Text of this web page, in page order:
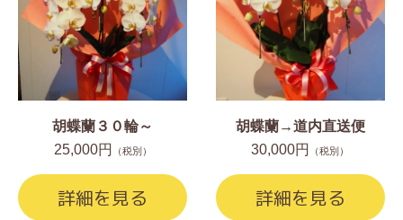
胡蝶蘭３０輪～
25,000円
（税別）
詳細を見る
胡蝶蘭→道内直送便
30,000円
（税別）
詳細を見る